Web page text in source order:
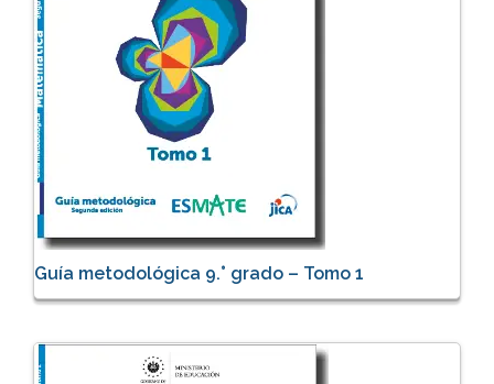
Guía metodológica 9.° grado – Tomo 1